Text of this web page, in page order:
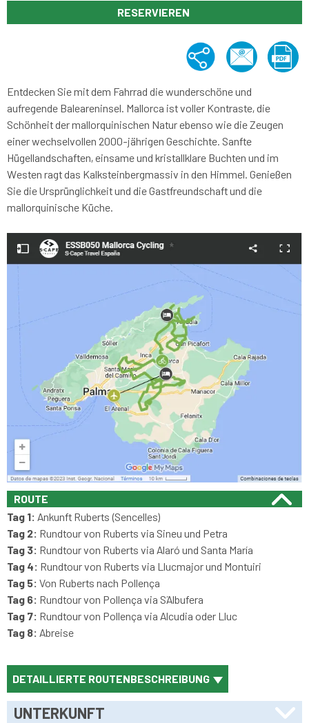
RESERVIEREN
Entdecken Sie mit dem Fahrrad die wunderschöne und
aufregende Baleareninsel. Mallorca ist voller Kontraste, die
Schönheit der mallorquinischen Natur ebenso wie die Zeugen
einer wechselvollen 2000-jährigen Geschichte. Sanfte
Hügellandschaften, einsame und kristallklare Buchten und im
Westen ragt das Kalksteinbergmassiv in den Himmel. Genießen
Sie die Ursprünglichkeit und die Gastfreundschaft und die
mallorquinische Küche.
ROUTE
Tag 1: Ankunft Ruberts (Sencelles)
Tag 2: Rundtour von Ruberts via Sineu und Petra
Tag 3: Rundtour von Ruberts via Alaró und Santa María
Tag 4: Rundtour von Ruberts via Llucmajor und Montuiri
Tag 5: Von Ruberts nach Pollença
Tag 6: Rundtour von Pollença via S´Albufera
Tag 7: Rundtour von Pollença via Alcudia oder Lluc
Tag 8: Abreise
DETAILLIERTE ROUTENBESCHREIBUNG
UNTERKUNFT